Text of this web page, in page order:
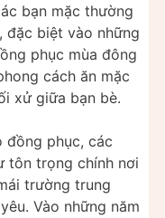
bạn mặc thường
đặc biệt vào những
phục mùa đông
cách ăn mặc
xử giữa bạn bè.
đồng phục, các
tôn trọng chính nơi
trường trung
Vào những năm